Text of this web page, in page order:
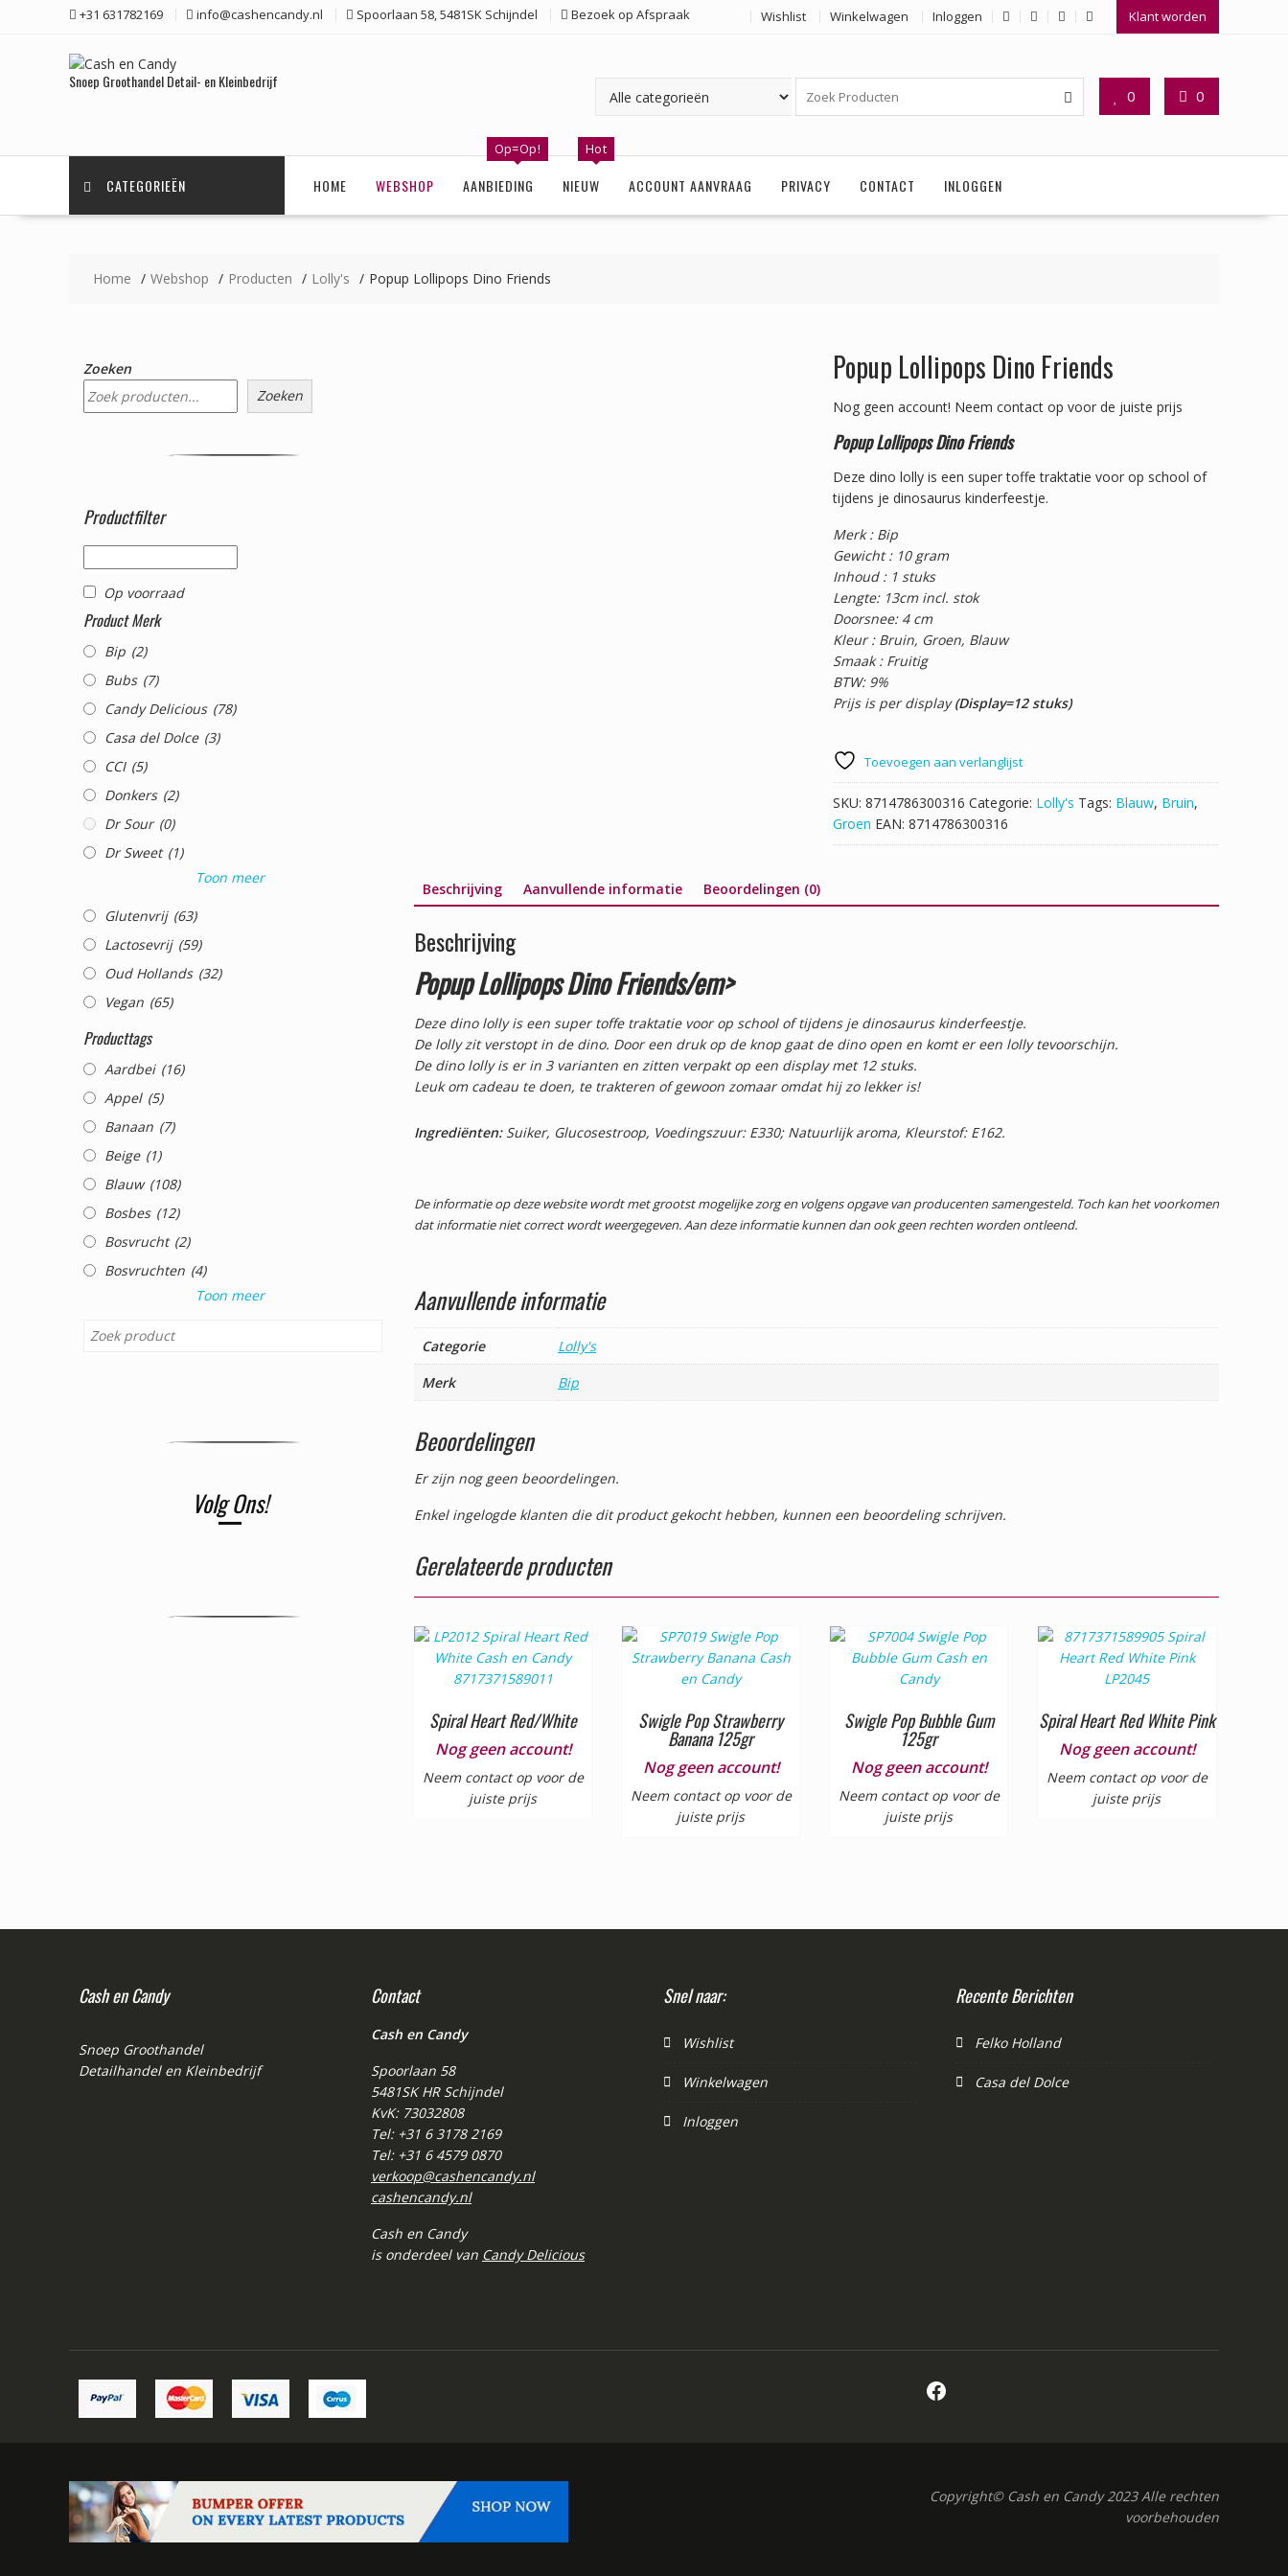
+31 631782169 info@cashencandy.nl Spoorlaan 58, 5481SK Schijndel Bezoek op Afspraak Wishlist Winkelwagen Inloggen Klant worden
Snoep Groothandel Detail- en Kleinbedrijf
0 0
CATEGORIEËN HOME WEBSHOP AANBIEDING
Op=Op!
NIEUW
Hot
ACCOUNT AANVRAAG PRIVACY CONTACT INLOGGEN
Home Webshop Producten Lolly's Popup Lollipops Dino Friends
Popup Lollipops Dino Friends
Nog geen account! Neem contact op voor de juiste prijs
Popup Lollipops Dino Friends
Deze dino lolly is een super toffe traktatie voor op school of
tijdens je dinosaurus kinderfeestje.
Merk : Bip
Gewicht : 10 gram
Inhoud : 1 stuks
Lengte: 13cm incl. stok
Doorsnee: 4 cm
Kleur : Bruin, Groen, Blauw
Smaak : Fruitig
BTW: 9%
Prijs is per display(Display=12 stuks)
Toevoegen aan verlanglijst
SKU: 8714786300316 Categorie: Lolly's Tags: Blauw, Bruin,
Groen EAN: 8714786300316
Beschrijving Aanvullende informatie Beoordelingen (0)
Beschrijving
Popup Lollipops Dino Friends/em>
Deze dino lolly is een super toffe traktatie voor op school of tijdens je dinosaurus kinderfeestje.
De lolly zit verstopt in de dino. Door een druk op de knop gaat de dino open en komt er een lolly tevoorschijn.
De dino lolly is er in 3 varianten en zitten verpakt op een display met 12 stuks.
Leuk om cadeau te doen, te trakteren of gewoon zomaar omdat hij zo lekker is!
Ingrediënten:Suiker, Glucosestroop, Voedingszuur: E330; Natuurlijk aroma, Kleurstof: E162.
De informatie op deze website wordt met grootst mogelijke zorg en volgens opgave van producenten samengesteld. Toch kan het voorkomen
dat informatie niet correct wordt weergegeven. Aan deze informatie kunnen dan ook geen rechten worden ontleend.
Aanvullende informatie
Categorie
Lolly's
Merk
Bip
Beoordelingen
Er zijn nog geen beoordelingen.
Enkel ingelogde klanten die dit product gekocht hebben, kunnen een beoordeling schrijven.
Gerelateerde producten
Spiral Heart Red/White
Nog geen account!
Neem contact op voor de
juiste prijs
Swigle Pop Strawberry
Banana 125gr
Nog geen account!
Neem contact op voor de
juiste prijs
Swigle Pop Bubble Gum
125gr
Nog geen account!
Neem contact op voor de
juiste prijs
Spiral Heart Red White Pink
Nog geen account!
Neem contact op voor de
juiste prijs
Zoeken
Zoeken
Productfilter
Op voorraad
Product Merk
Bip (2)
Bubs (7)
Candy Delicious (78)
Casa del Dolce (3)
CCI (5)
Donkers (2)
Dr Sour (0)
Dr Sweet (1)
Toon meer
Glutenvrij (63)
Lactosevrij (59)
Oud Hollands (32)
Vegan (65)
Producttags
Aardbei (16)
Appel (5)
Banaan (7)
Beige (1)
Blauw (108)
Bosbes (12)
Bosvrucht (2)
Bosvruchten (4)
Toon meer
Volg Ons!
Cash en Candy
Snoep Groothandel
Detailhandel en Kleinbedrijf
Contact
Cash en Candy
Spoorlaan 58
5481SK HR Schijndel
KvK: 73032808
Tel: +31 6 3178 2169
Tel: +31 6 4579 0870
verkoop@cashencandy.nl
cashencandy.nl
Cash en Candy
is onderdeel van Candy Delicious
Snel naar:
Wishlist
Winkelwagen
Inloggen
Recente Berichten
Felko Holland
Casa del Dolce
Facebook
Copyright© Cash en Candy 2023 Alle rechten
voorbehouden